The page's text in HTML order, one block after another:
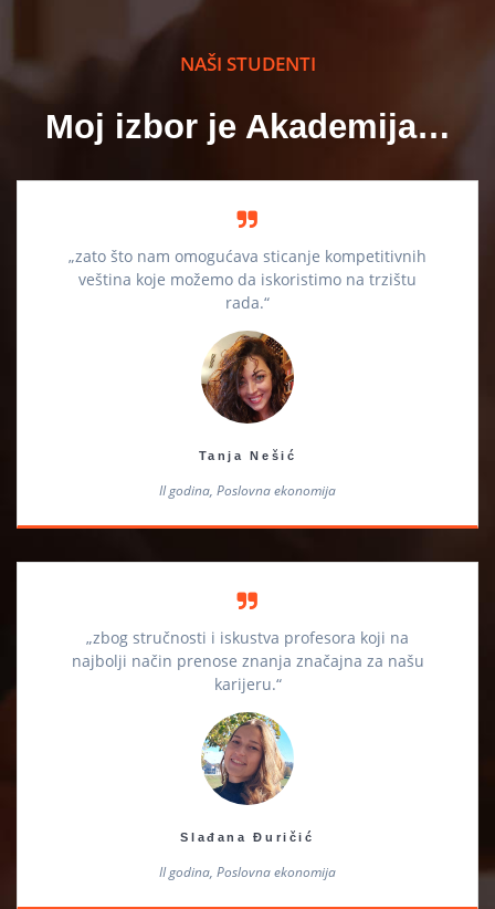
NAŠI STUDENTI
Moj izbor je Akademija…
„zato što nam omogućava sticanje kompetitivnih
veština koje možemo da iskoristimo na trzištu
rada.“
Tanja Nešić
II godina, Poslovna ekonomija
„zbog stručnosti i iskustva profesora koji na
najbolji način prenose znanja značajna za našu
karijeru.“
Slađana Đuričić
II godina, Poslovna ekonomija